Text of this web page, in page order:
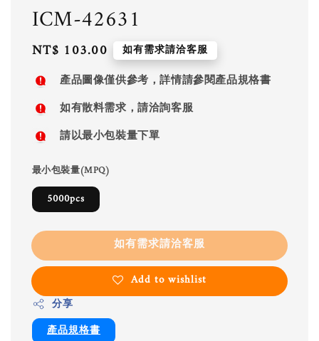
ICM-42631
Regular
price
NT$ 103.00 如有需求請洽客服
產品圖像僅供參考，詳情請參閱產品規格書
如有散料需求，請洽詢客服
請以最小包裝量下單
最小包裝量(MPQ)
5000pcs
如有需求請洽客服
Add to wishlist
分享
產品規格書